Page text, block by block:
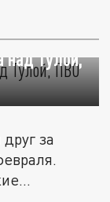
над Тулой,
за